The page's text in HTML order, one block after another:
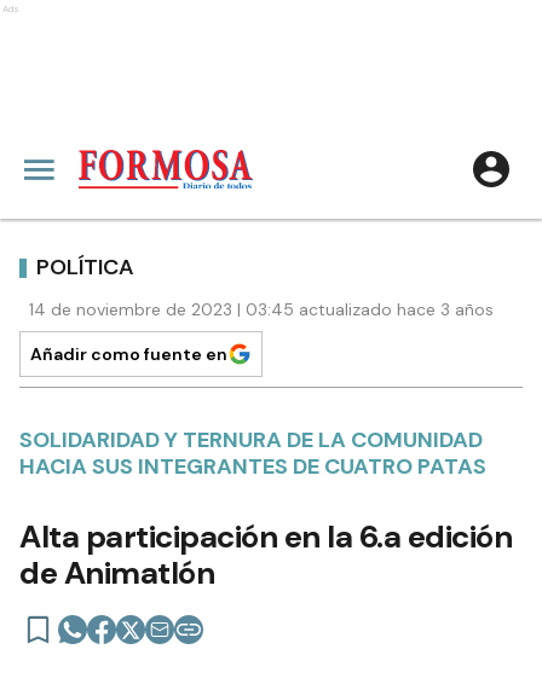
Ads
POLÍTICA
14 de noviembre de 2023 | 03:45 actualizado hace 3 años
Añadir como fuente en
SOLIDARIDAD Y TERNURA DE LA COMUNIDAD
HACIA SUS INTEGRANTES DE CUATRO PATAS
Alta participación en la 6.a edición
de Animatlón